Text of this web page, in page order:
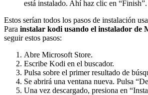
está instalado. Ahí haz clic en “Finish”.
Estos serían todos los pasos de instalación
Para instalar kodi usando el instalador de
seguir estos pasos:
Abre Microsoft Store.
Escribe Kodi en el buscador.
Pulsa sobre el primer resultado de
Se abrirá una ventana nueva. Pulsa
Una vez descargado, presiona en